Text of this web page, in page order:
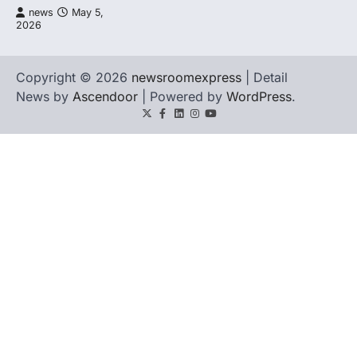
news
May 5,
2026
Copyright © 2026 newsroomexpress | Detail
News by Ascendoor | Powered by WordPress.
TwitterFacebook
LinkedIn
Instagram
youtube